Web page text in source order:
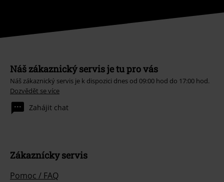
Náš zákaznický servis je tu pro vás
Náš zákaznický servis je k dispozici dnes od 09:00 hod do 17:00 hod.
Dozvědět se více
Zahájit chat
Zákaznícky servis
Pomoc / FAQ